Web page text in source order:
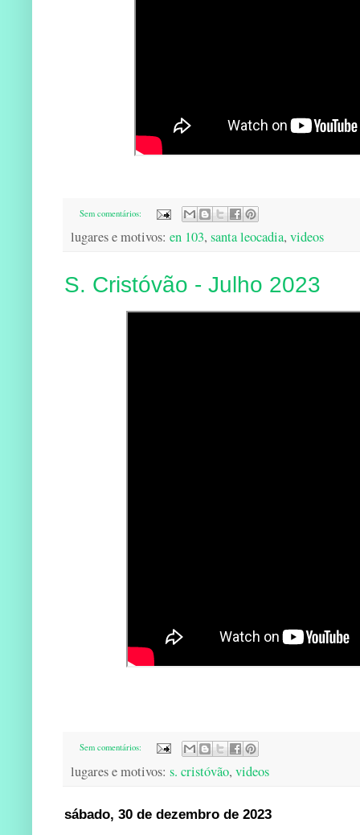
Sem comentários:
lugares e motivos: en 103, santa leocadia, videos
S. Cristóvão - Julho 2023
Sem comentários:
lugares e motivos: s. cristóvão, videos
sábado, 30 de dezembro de 2023